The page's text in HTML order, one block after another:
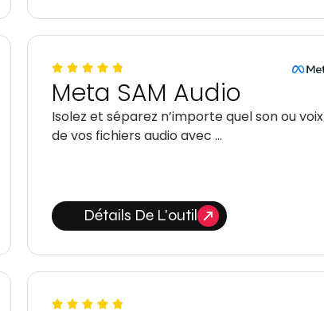
Meta SAM Audio
Isolez et séparez n’importe quel son ou voix
de vos fichiers audio avec …
Détails De L'outil